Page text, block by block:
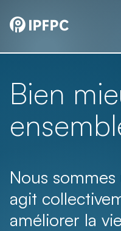
Bien
Nous
agit
améliorer la